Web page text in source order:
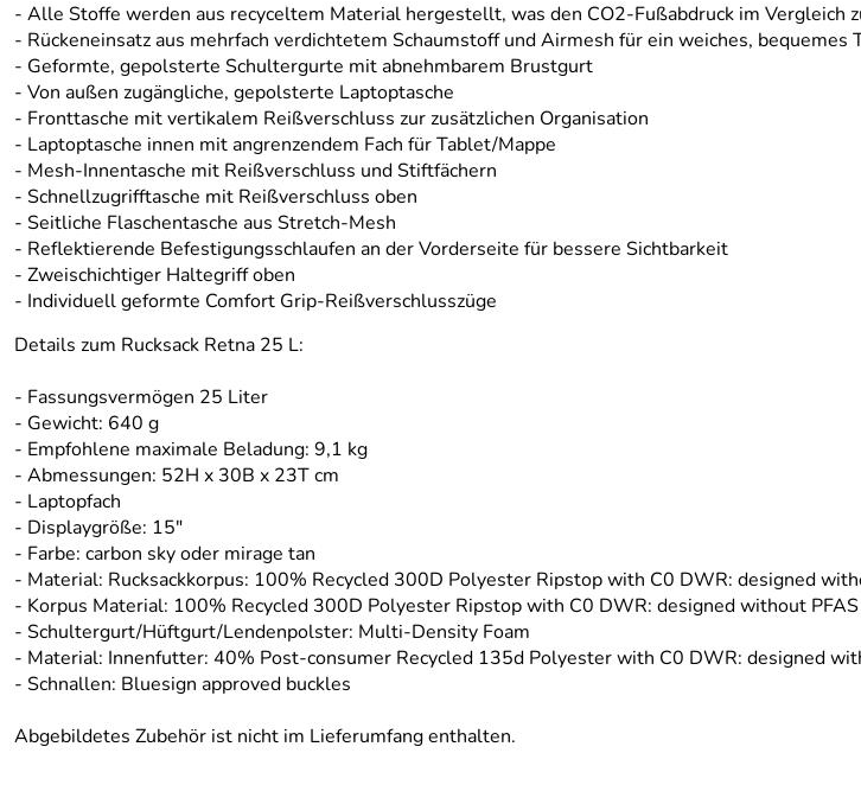
- Alle Stoffe werden aus recyceltem Material hergestellt, was den CO2-Fußabdruck im Vergleich
- Rückeneinsatz aus mehrfach verdichtetem Schaumstoff und Airmesh für ein weiches, bequemes
- Geformte, gepolsterte Schultergurte mit abnehmbarem Brustgurt
- Von außen zugängliche, gepolsterte Laptoptasche
- Fronttasche mit vertikalem Reißverschluss zur zusätzlichen Organisation
- Laptoptasche innen mit angrenzendem Fach für Tablet/Mappe
- Mesh-Innentasche mit Reißverschluss und Stiftfächern
- Schnellzugrifftasche mit Reißverschluss oben
- Seitliche Flaschentasche aus Stretch-Mesh
- Reflektierende Befestigungsschlaufen an der Vorderseite für bessere Sichtbarkeit
- Zweischichtiger Haltegriff oben
- Individuell geformte Comfort Grip-Reißverschlusszüge
Details zum Rucksack Retna 25 L:
- Fassungsvermögen 25 Liter
- Gewicht: 640 g
- Empfohlene maximale Beladung: 9,1 kg
- Abmessungen: 52H x 30B x 23T cm
- Laptopfach
- Displaygröße: 15"
- Farbe: carbon sky oder mirage tan
- Material: Rucksackkorpus: 100% Recycled 300D Polyester Ripstop with C0 DWR: designed
- Korpus Material: 100% Recycled 300D Polyester Ripstop with C0 DWR: designed without PFAS
- Schultergurt/Hüftgurt/Lendenpolster: Multi-Density Foam
- Material: Innenfutter: 40% Post-consumer Recycled 135d Polyester with C0 DWR: designed
- Schnallen: Bluesign approved buckles
Abgebildetes Zubehör ist nicht im Lieferumfang enthalten.